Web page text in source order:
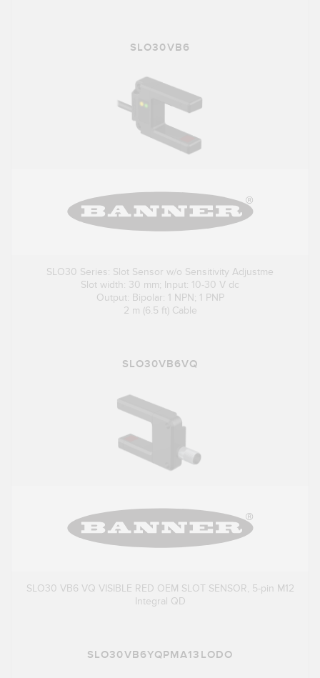
SLO30VB6
SLO30 Series: Slot Sensor w/o Sensitivity Adjustme
Slot width: 30 mm; Input: 10-30 V dc
Output: Bipolar: 1 NPN; 1 PNP
2 m (6.5 ft) Cable
SLO30VB6VQ
SLO30 VB6 VQ VISIBLE RED OEM SLOT SENSOR, 5-pin M12
Integral QD
SLO30VB6YQPMA13LODO